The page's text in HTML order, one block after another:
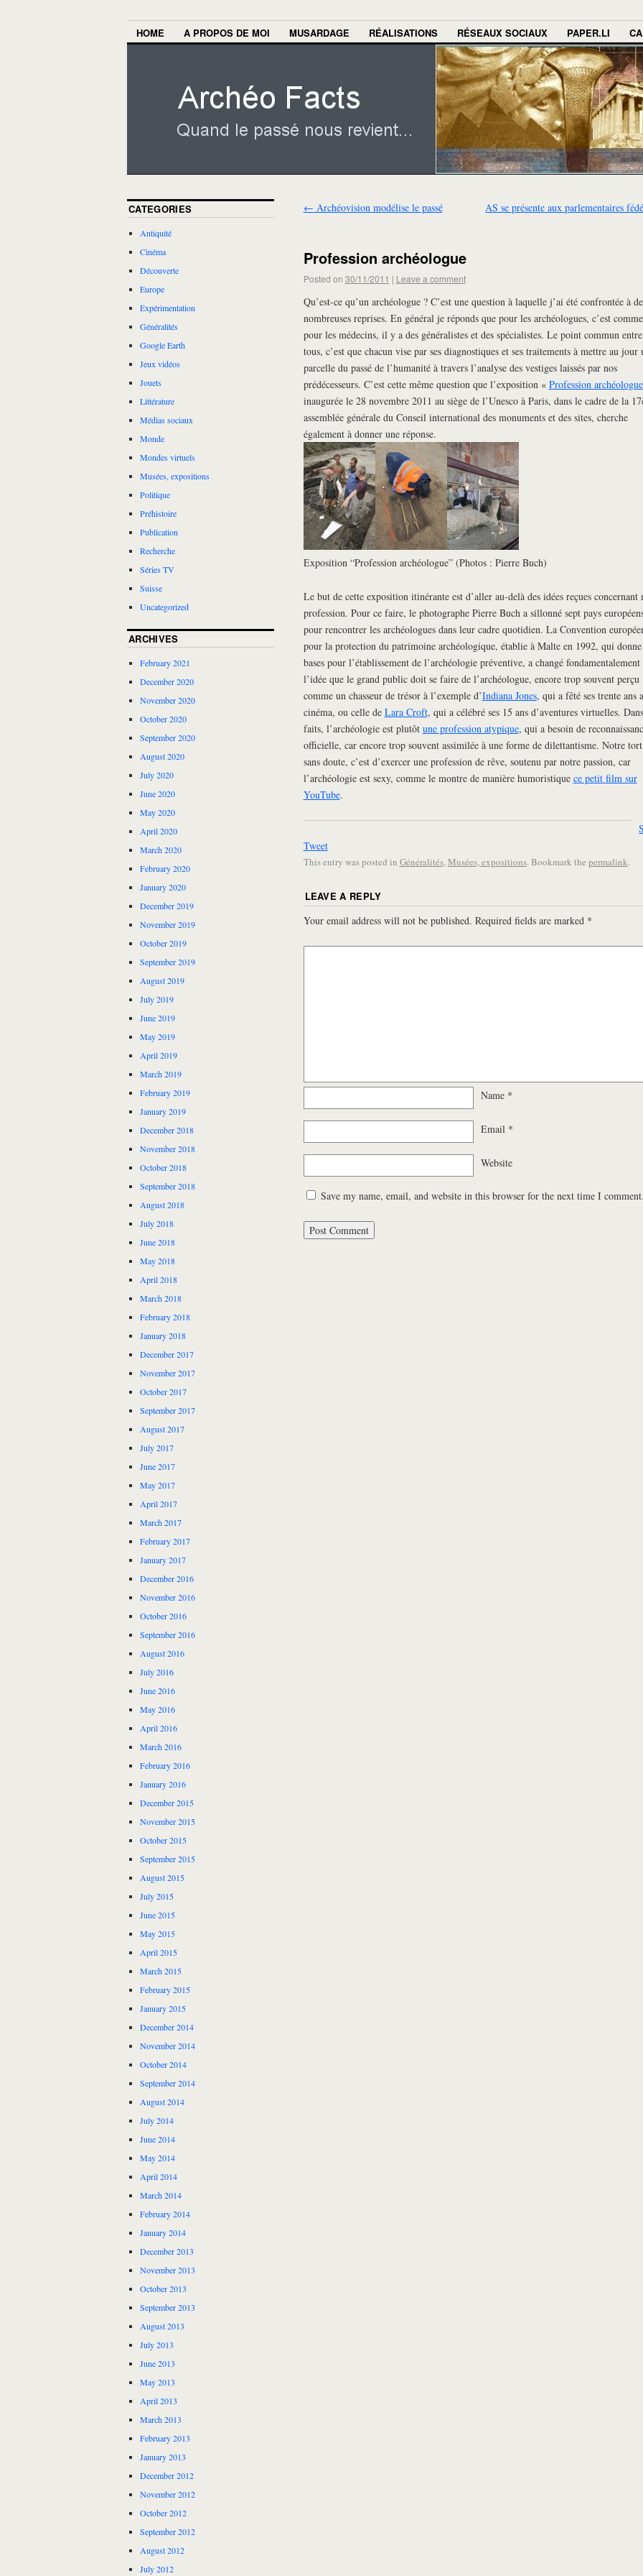
HOME A PROPOS DE MOI MUSARDAGE RÉALISATIONS RÉSEAUX SOCIAUX PAPER.LI
← Archéovision modélise le passé AS se présente aux parlementaires
Profession archéologue
Posted on 30/11/2011 | Leave a comment
Qu’est-ce qu’un archéologue ? C’est une question à laquelle j’ai été confrontée à de
nombreuses reprises. En général je réponds que pour les archéologues, c’est comme
pour les médecins, il y a des généralistes et des spécialistes. Le point commun entre
tous, c’est que chacun vise par ses diagnostiques et ses traitements à mettre au jour
parcelle du passé de l’humanité à travers l’analyse des vestiges laissés par nos
prédécesseurs. C’est cette même question que l’exposition « Profession archéologue
inaugurée le 28 novembre 2011 au siège de l’Unesco à Paris, dans le cadre de la
assemblée générale du Conseil international des monuments et des sites, cherche
également à donner une réponse.
Exposition “Profession archéologue” (Photos : Pierre Buch)
Le but de cette exposition itinérante est d’aller au-delà des idées reçues concernant
profession. Pour ce faire, le photographe Pierre Buch a sillonné sept pays
pour rencontrer les archéologues dans leur cadre quotidien. La Convention
pour la protection du patrimoine archéologique, établie à Malte en 1992, qui donne
bases pour l’établissement de l’archéologie préventive, a changé fondamentalement
l’idée que le grand public doit se faire de l’archéologue, encore trop souvent perçu
comme un chasseur de trésor à l’exemple d’Indiana Jones, qui a fêté ses trente ans
cinéma, ou celle de Lara Croft, qui a célébré ses 15 ans d’aventures virtuelles.
faits, l’archéologie est plutôt une profession atypique, qui a besoin de
officielle, car encore trop souvent assimilée à une forme de dilettantisme. Notre
sans doute, c’est d’exercer une profession de rêve, soutenu par notre passion, car
l’archéologie est sexy, comme le montre de manière humoristique ce petit film sur
YouTube.
Tweet
This entry was posted in Généralités,Musées, expositions. Bookmark the permalink.
LEAVE A REPLY
Your email address will not be published. Required fields are marked *
Name *
Email *
Website
Save my name, email, and website in this browser for the next time I
CATEGORIES
Antiquité
Cinéma
Découverte
Europe
Expérimentation
Généralités
Google Earth
Jeux vidéos
Jouets
Littérature
Médias sociaux
Monde
Mondes virtuels
Musées, expositions
Politique
Préhistoire
Publication
Recherche
Séries TV
Suisse
Uncategorized
ARCHIVES
February 2021
December 2020
November 2020
October 2020
September 2020
August 2020
July 2020
June 2020
May 2020
April 2020
March 2020
February 2020
January 2020
December 2019
November 2019
October 2019
September 2019
August 2019
July 2019
June 2019
May 2019
April 2019
March 2019
February 2019
January 2019
December 2018
November 2018
October 2018
September 2018
August 2018
July 2018
June 2018
May 2018
April 2018
March 2018
February 2018
January 2018
December 2017
November 2017
October 2017
September 2017
August 2017
July 2017
June 2017
May 2017
April 2017
March 2017
February 2017
January 2017
December 2016
November 2016
October 2016
September 2016
August 2016
July 2016
June 2016
May 2016
April 2016
March 2016
February 2016
January 2016
December 2015
November 2015
October 2015
September 2015
August 2015
July 2015
June 2015
May 2015
April 2015
March 2015
February 2015
January 2015
December 2014
November 2014
October 2014
September 2014
August 2014
July 2014
June 2014
May 2014
April 2014
March 2014
February 2014
January 2014
December 2013
November 2013
October 2013
September 2013
August 2013
July 2013
June 2013
May 2013
April 2013
March 2013
February 2013
January 2013
December 2012
November 2012
October 2012
September 2012
August 2012
July 2012